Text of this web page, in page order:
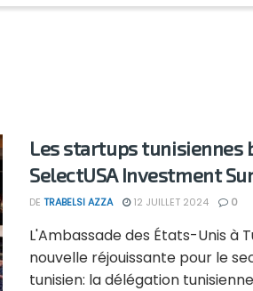
Les startups tunisiennes
SelectUSA Investment
DE TRABELSI AZZA 12 JUILLET 2024 0
L'Ambassade des États-Unis à
nouvelle réjouissante pour le
tunisien: la délégation